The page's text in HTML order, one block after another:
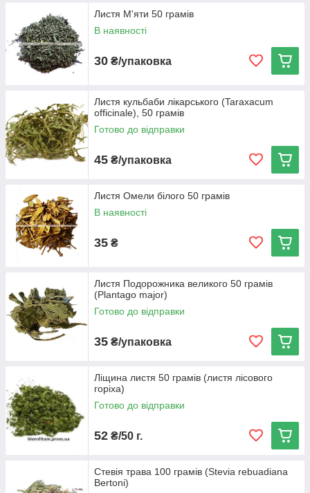
Листя М'яти 50 грамів
В наявності
30 ₴/упаковка
Листя кульбаби лікарського (Taraxacum
officinale), 50 грамів
Готово до відправки
45 ₴/упаковка
Листя Омели білого 50 грамів
В наявності
35 ₴
Листя Подорожника великого 50 грамів
(Plantago major)
Готово до відправки
35 ₴/упаковка
Ліщина листя 50 грамів (листя лісового
горіха)
Готово до відправки
52 ₴/50 г.
Стевія трава 100 грамів (Stevia rebuadiana
Bertoni)